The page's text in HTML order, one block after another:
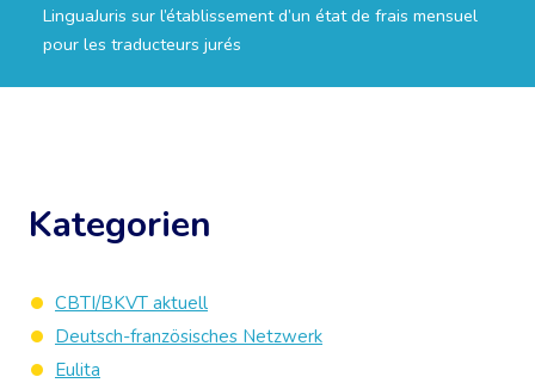
LinguaJuris sur l’établissement d’un état de frais mensuel
pour les traducteurs jurés
Kategorien
CBTI/BKVT aktuell
Deutsch-französisches Netzwerk
Eulita